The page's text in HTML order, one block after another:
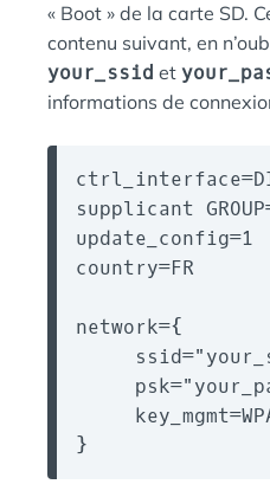
« Boot » de la carte SD.
contenu suivant, en
your_ssid et
informations de
supplicant
update_config=1
country=FR
network={
}